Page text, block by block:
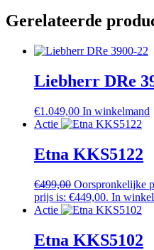
Gerelateerde
Liebherr DRe
€1.049,00 In winkelmand
Actie
Etna KKS5122
€499,00 Oorspronkelijke
prijs is: €449,00. In
Actie
Etna KKS5102